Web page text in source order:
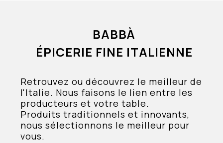
BABBÀ
ÉPICERIE FINE ITALIENNE
Retrouvez ou découvrez le meilleur de
l'Italie. Nous faisons le lien entre les
producteurs et votre table.
Produits traditionnels et innovants,
nous sélectionnons le meilleur pour
vous.